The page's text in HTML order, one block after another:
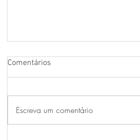
Comentários
Escreva um comentário